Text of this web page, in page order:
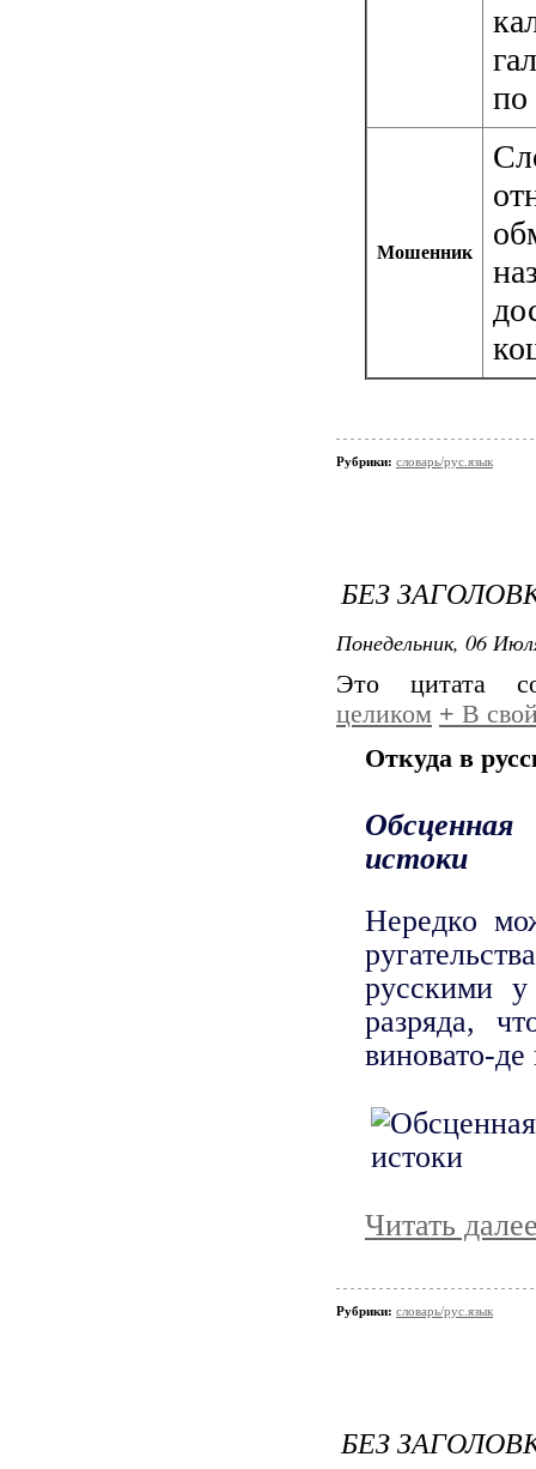
по
Мошенник
Рубрики: словарь/рус.язык
БЕЗ
Понедельник, 06
Это цитата
целиком + В
Откуда в
Обсценная
истоки
Нередко
русскими
разряда,
виновато-де
Читать
Рубрики: словарь/рус.язык
БЕЗ